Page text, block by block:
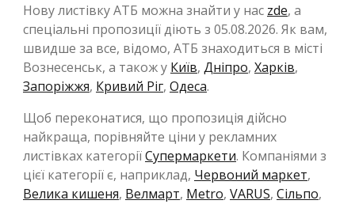
Нову листівку АТБ можна знайти у нас zde, а
спеціальні пропозиції діють з 05.08.2026. Як вам,
швидше за все, відомо, АТБ знаходиться в місті
Вознесенськ, а також у Київ, Дніпро, Харків,
Запоріжжя, Кривий Ріг, Одеса.
Щоб переконатися, що пропозиція дійсно
найкраща, порівняйте ціни у рекламних
листівках категоріїСупермаркети. Компаніями з
цієї категорії є, наприклад, Червоний маркет,
Велика кишеня, Велмарт, Metro, VARUS, Сільпо,